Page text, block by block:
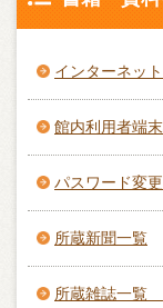
インターネッ
館内利用者端
パスワード変
所蔵新聞一覧
所蔵雑誌一覧